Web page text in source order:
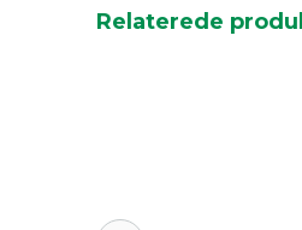
Relaterede